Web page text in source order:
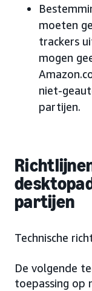
moeten
trackers
mogen
niet-
partijen.
partijen
Technische
De volgende
toepassing op